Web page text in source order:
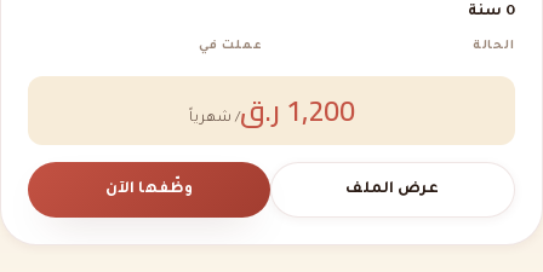
0 سنة
الحالة عملت في
1,200 ر.ق / شهرياً
عرض الملف وظّفها الآن